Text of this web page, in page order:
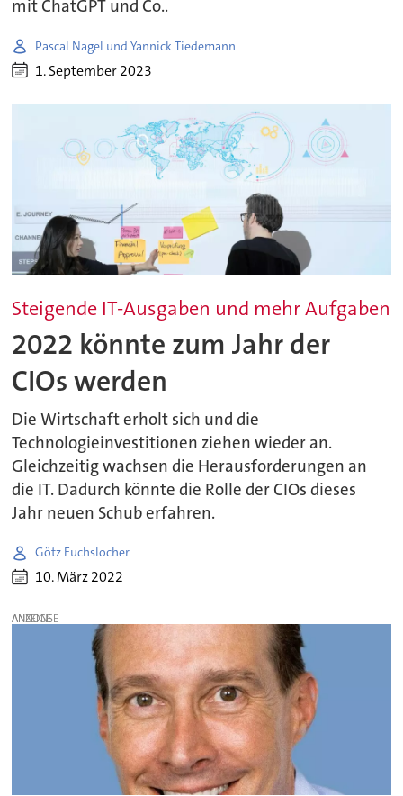
mit ChatGPT und Co..
Pascal Nagel und Yannick Tiedemann
1. September 2023
Steigende IT-Ausgaben und mehr Aufgaben
2022 könnte zum Jahr der
CIOs werden
Die Wirtschaft erholt sich und die
Technologieinvestitionen ziehen wieder an.
Gleichzeitig wachsen die Herausforderungen an
die IT. Dadurch könnte die Rolle der CIOs dieses
Jahr neuen Schub erfahren.
Götz Fuchslocher
10. März 2022
ANZEIGE